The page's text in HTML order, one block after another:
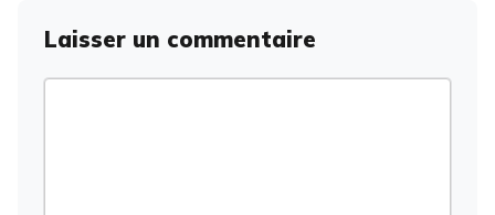
Laisser un commentaire